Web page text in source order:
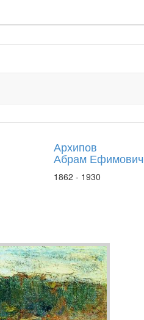
Архипов
Абрам Ефимович
1862 - 1930